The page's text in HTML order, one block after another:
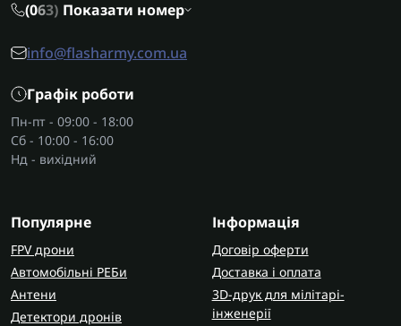
(063) Показати номер
info@flasharmy.com.ua
Графік роботи
Пн-пт - 09:00 - 18:00
Сб - 10:00 - 16:00
Нд - вихідний
Популярне
FPV дрони
Автомобільні РЕБи
Антени
Детектори дронів
Інформація
Договір оферти
Доставка і оплата
3D-друк для мілітарі-
інженерії